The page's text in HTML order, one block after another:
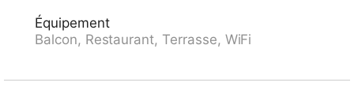
Davoser See 2.7 km. Terrain de golf (18 trous) 2 km,
ecole de surf 3.1 km, ecole de voile 3.1 km, tennis 4
Équipement
Balcon, Restaurant, Terrasse, WiFi